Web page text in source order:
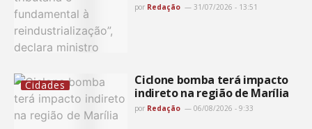
por Redação 31/07/2026 - 13:51
Cidades
Ciclone bomba terá impacto
indireto na região de Marília
por Redação 06/08/2026 - 9:33